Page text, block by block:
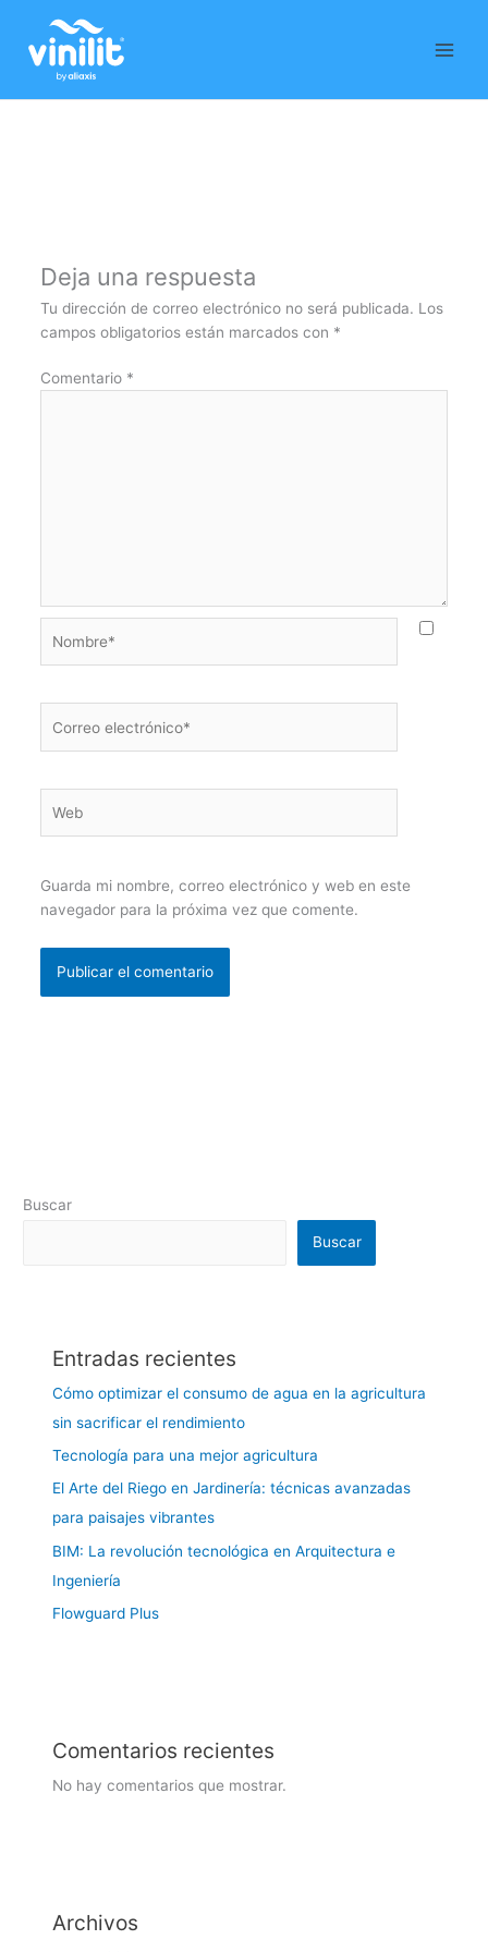
contenido
Deja una respuesta
Tu dirección de correo electrónico no será publicada. Los
campos obligatorios están marcados con *
Comentario *
electrónico*
Guarda mi nombre, correo electrónico y web en este
navegador para la próxima vez que comente.
Buscar
Buscar
Entradas recientes
Cómo optimizar el consumo de agua en la agricultura
sin sacrificar el rendimiento
Tecnología para una mejor agricultura
El Arte del Riego en Jardinería: técnicas avanzadas
para paisajes vibrantes
BIM: La revolución tecnológica en Arquitectura e
Ingeniería
Flowguard Plus
Comentarios recientes
No hay comentarios que mostrar.
Archivos